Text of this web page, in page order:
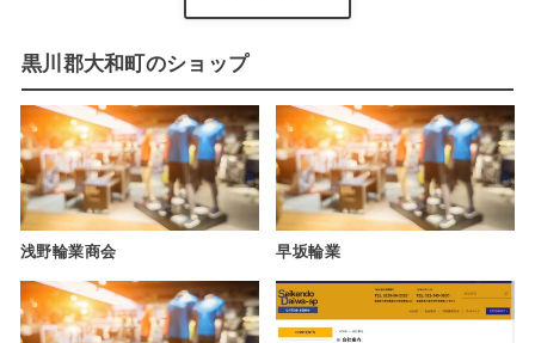
黒川郡大和町のショップ
浅野輪業商会 早坂輪業